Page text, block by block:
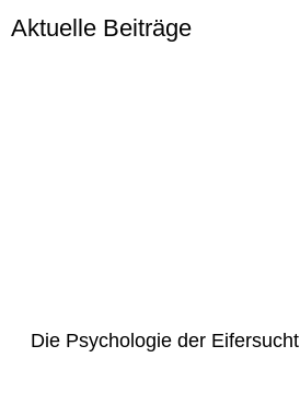
Aktuelle Beiträge
Die Psychologie der Eifersucht